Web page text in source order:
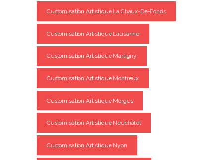
Customisation Artistique La Chaux-De-Fonds
Customisation Artistique Lausanne
Customisation Artistique Martigny
Customisation Artistique Montreux
Customisation Artistique Morges
Customisation Artistique Neuchâtel
Customisation Artistique Nyon